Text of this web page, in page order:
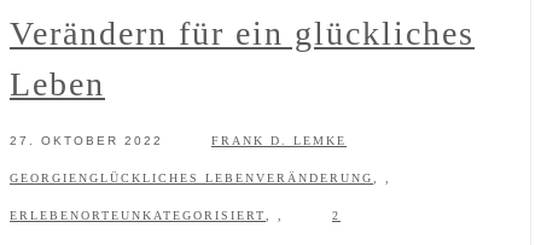
Verändern für ein glückliches
Leben
27. OKTOBER 2022 FRANK D. LEMKE
GEORGIEN ,
GLÜCKLICHES LEBEN ,
VERÄNDERUNG
ERLEBEN ,
ORTE ,
UNKATEGORISIERT 2